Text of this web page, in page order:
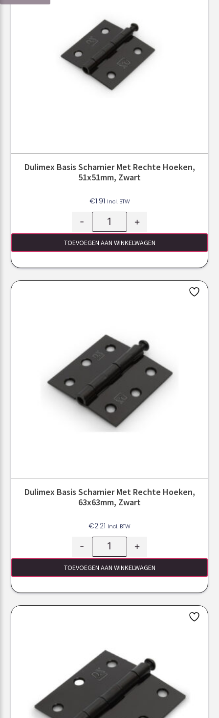
Dulimex Basis Scharnier Met Rechte Hoeken,
51x51mm, Zwart
€1.91 Incl. BTW
- +
TOEVOEGEN AAN WINKELWAGEN
Dulimex Basis Scharnier Met Rechte Hoeken,
63x63mm, Zwart
€2.21 Incl. BTW
- +
TOEVOEGEN AAN WINKELWAGEN